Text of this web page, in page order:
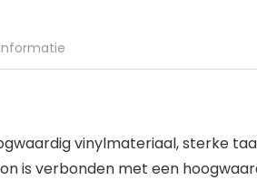
vinylmateriaal, sterke
is verbonden met een